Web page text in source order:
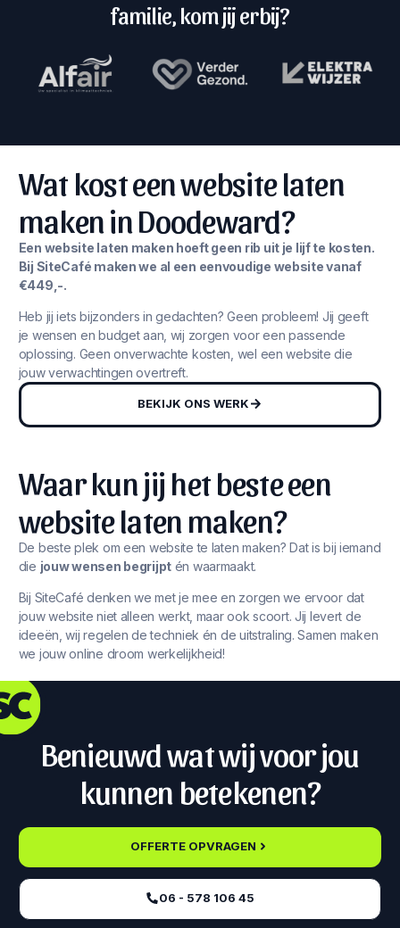
familie, kom jij erbij?
Wat kost een website laten
maken in Doodeward?
Een website laten maken hoeft geen rib uit je lijf te kosten.
Bij SiteCafé maken we al een eenvoudige website vanaf
€449,-.
Heb jij iets bijzonders in gedachten? Geen probleem! Jij geeft
je wensen en budget aan, wij zorgen voor een passende
oplossing. Geen onverwachte kosten, wel een website die
jouw verwachtingen overtreft.
BEKIJK ONS WERK
Waar kun jij het beste een
website laten maken?
De beste plek om een website te laten maken? Dat is bij iemand
die jouw wensen begrijpt én waarmaakt.
Bij SiteCafé denken we met je mee en zorgen we ervoor dat
jouw website niet alleen werkt, maar ook scoort. Jij levert de
ideeën, wij regelen de techniek én de uitstraling. Samen maken
we jouw online droom werkelijkheid!
Benieuwd wat wij voor jou
kunnen betekenen?
OFFERTE OPVRAGEN
06 - 578 106 45‬